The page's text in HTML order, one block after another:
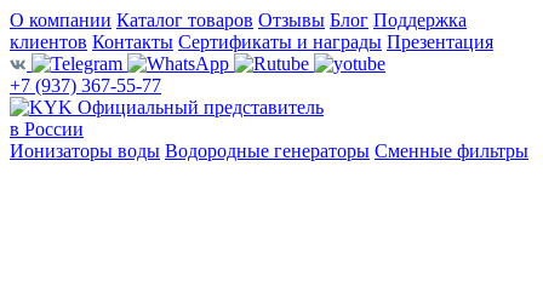
О компании Каталог товаров Отзывы Блог Поддержка
клиентов Контакты Сертификаты и награды Презентация
+7 (937) 367-55-77
Официальный представитель
в России
Ионизаторы воды Водородные генераторы Сменные фильтры